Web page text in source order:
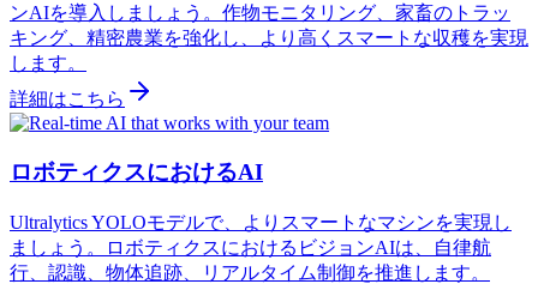
ンAIを導入しましょう。作物モニタリング、家畜のトラッ
キング、精密農業を強化し、より高くスマートな収穫を実現
します。
詳細はこちら
ロボティクスにおけるAI
Ultralytics YOLOモデルで、よりスマートなマシンを実現し
ましょう。ロボティクスにおけるビジョンAIは、自律航
行、認識、物体追跡、リアルタイム制御を推進します。